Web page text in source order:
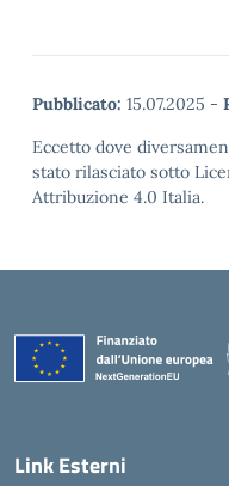
Pubblicato: 15.07.2025 -
Eccetto dove
stato rilasciato sotto
Attribuzione 4.0 Italia.
Link Esterni